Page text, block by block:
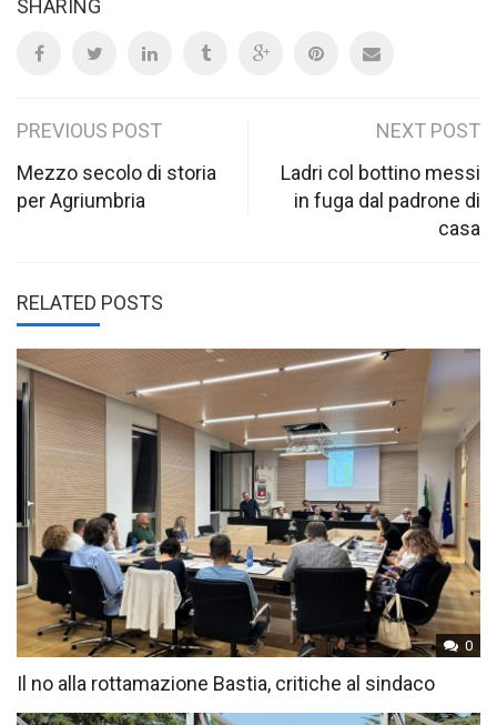
SHARING
Post
navigation
PREVIOUS POST
Mezzo secolo di storia
per Agriumbria
NEXT POST
Ladri col bottino messi
in fuga dal padrone di
casa
RELATED POSTS
0
Il no alla rottamazione Bastia, critiche al sindaco